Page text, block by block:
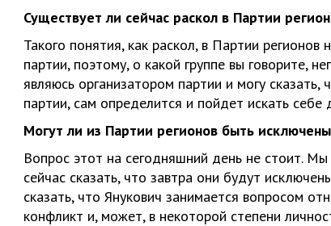
Существует ли сейчас раскол в Партии
Такого понятия, как раскол, в Партии
партии, поэтому, о какой группе вы говорите,
являюсь организатором партии и могу
партии, сам определится и пойдет искать
Могут ли из Партии регионов быть
Вопрос этот на сегодняшний день не стоит.
сейчас сказать, что завтра они будут
сказать, что Янукович занимается вопросом
конфликт и, может, в некоторой степени